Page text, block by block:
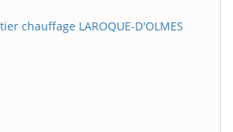
chauffage LAROQUE-D'OLMES